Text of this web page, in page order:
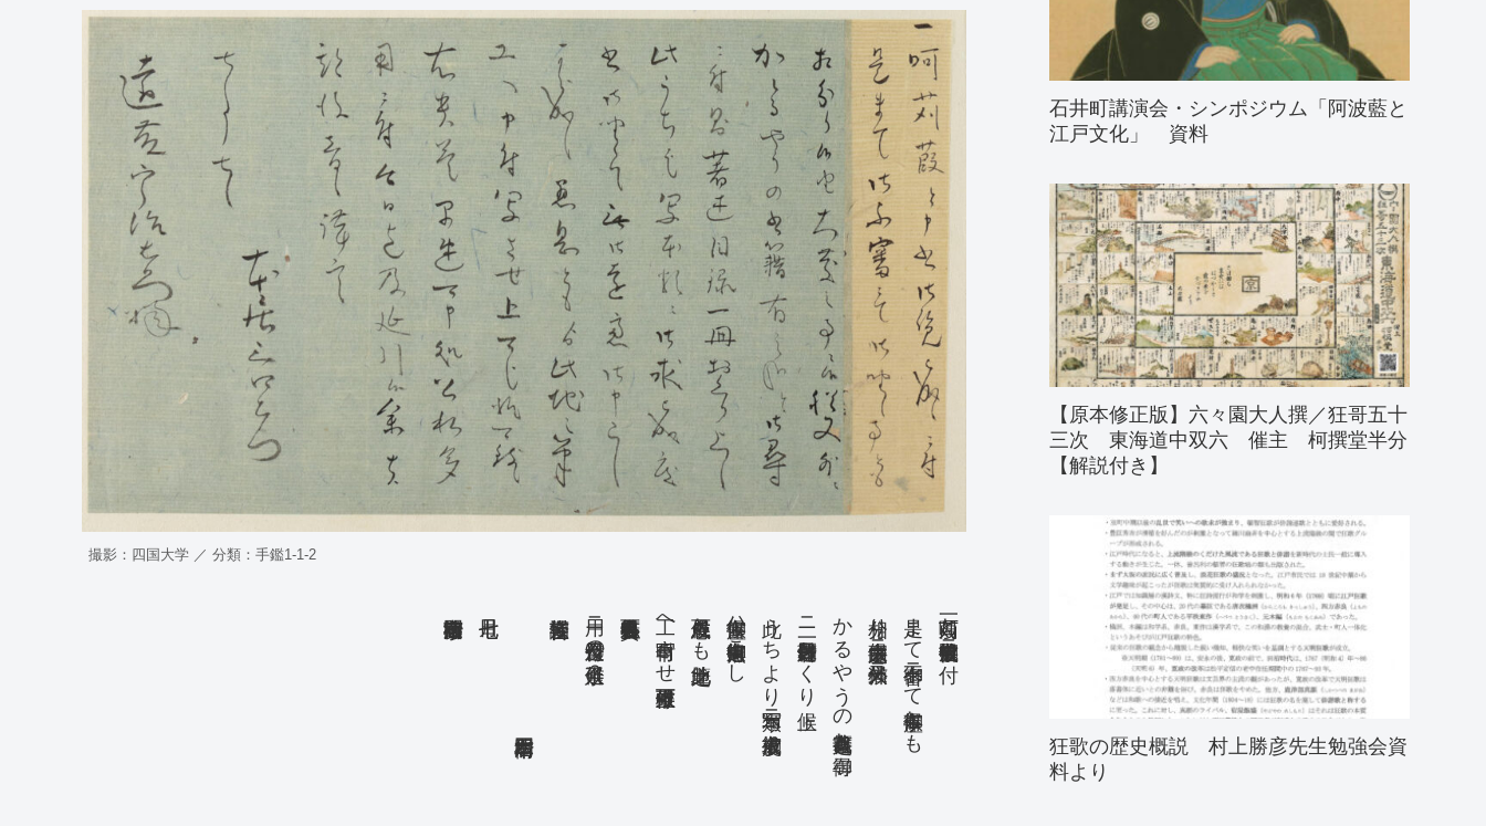
撮影：四国大学 ／ 分類：手鑑1-1-2
一呵苅葭と申書御覧被成候ニ付
是まて御不審ニて御座候事とも
相分り候由大慶之事ニ候猶又外ニ
かゝるやうの書籍有之哉と御尋
ニ付則著述目録一冊おくり上候
此うちより写本類ニ御求被成度
書御座候ハゝ無御遠慮御申こし
可成候愚息ともゟ此地之筆
工へ申付写させ上可申候様可致候
用ニ付今日迄及の延引候余？
石井町講演会・シンポジウム「阿波藍と
江戸文化」 資料
【原本修正版】六々園大人撰／狂哥五十
三次 東海道中双六 催主 柯撰堂半分
【解説付き】
狂歌の歴史概説 村上勝彦先生勉強会資
料より